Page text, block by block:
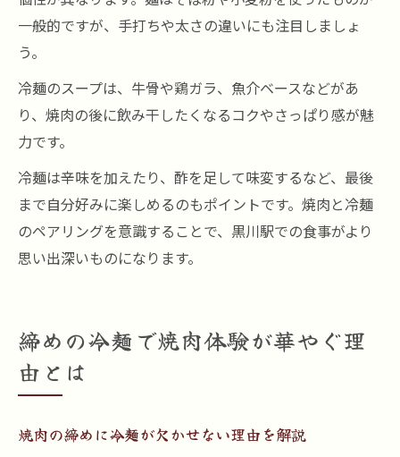
一般的ですが、手打ちや太さの違いにも注目しましょ
う。
冷麺のスープは、牛骨や鶏ガラ、魚介ベースなどがあ
り、焼肉の後に飲み干したくなるコクやさっぱり感が魅
力です。
冷麺は辛味を加えたり、酢を足して味変するなど、最後
まで自分好みに楽しめるのもポイントです。焼肉と冷麺
のペアリングを意識することで、黒川駅での食事がより
思い出深いものになります。
締めの冷麺で焼肉体験が華やぐ理
由とは
焼肉の締めに冷麺が欠かせない理由を解説